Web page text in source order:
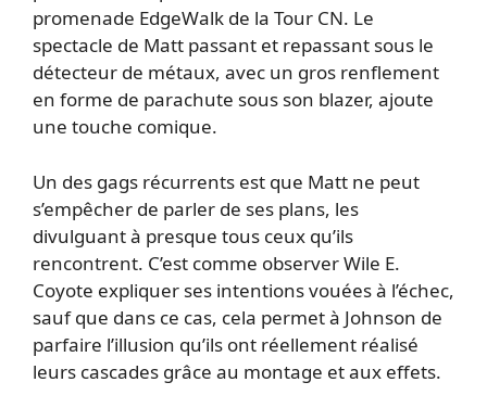
promenade EdgeWalk de la Tour CN. Le
spectacle de Matt passant et repassant sous le
détecteur de métaux, avec un gros renflement
en forme de parachute sous son blazer, ajoute
une touche comique.
Un des gags récurrents est que Matt ne peut
s’empêcher de parler de ses plans, les
divulguant à presque tous ceux qu’ils
rencontrent. C’est comme observer Wile E.
Coyote expliquer ses intentions vouées à l’échec,
sauf que dans ce cas, cela permet à Johnson de
parfaire l’illusion qu’ils ont réellement réalisé
leurs cascades grâce au montage et aux effets.